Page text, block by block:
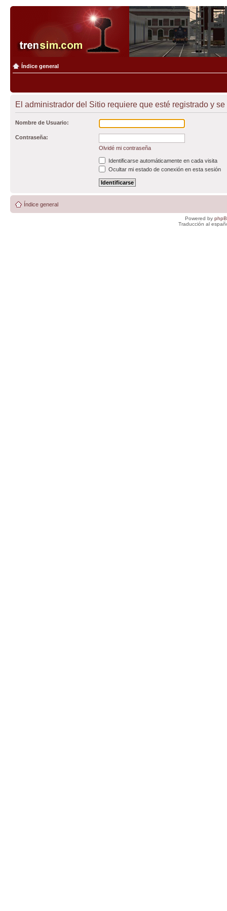
Índice general
El administrador del Sitio requiere que esté registrado y
Nombre de Usuario:
Contraseña:
Olvidé mi contraseña
Identificarse automáticamente en cada visita
Ocultar mi estado de conexión en esta sesión
Índice general
Powered by
Traducción al